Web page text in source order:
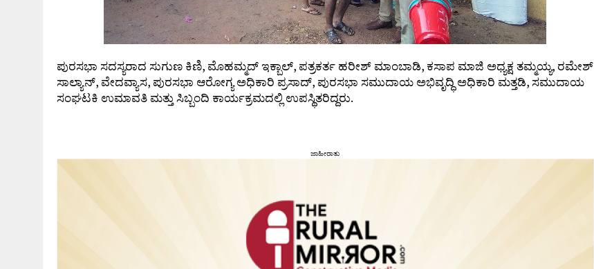
ಪುರಸಭಾ ಸದಸ್ಯರಾದ ಸುಗುಣ ಕಿಣಿ, ಮೊಹಮ್ಮದ್ ಇಕ್ಬಾಲ್, ಪತ್ರಕರ್ತ ಹರೀಶ್ ಮಾಂಬಾಡಿ, ಕಸಾಪ ಮಾಜಿ ಅಧ್ಯಕ್ಷ ತಮ್ಮಯ್ಯ, ರಮೇಶ್
ಸಾಲ್ಯಾನ್, ವೇದವ್ಯಾಸ, ಪುರಸಭಾ ಆರೋಗ್ಯ ಅಧಿಕಾರಿ ಪ್ರಸಾದ್, ಪುರಸಭಾ ಸಮುದಾಯ ಅಭಿವೃದ್ಧಿ ಅಧಿಕಾರಿ ಮತ್ತಡಿ, ಸಮುದಾಯ
ಸಂಘಟಕಿ ಉಮಾವತಿ ಮತ್ತು ಸಿಬ್ಬಂದಿ ಕಾರ್ಯಕ್ರಮದಲ್ಲಿ ಉಪಸ್ಥಿತರಿದ್ದರು.
ಜಾಹೀರಾತು